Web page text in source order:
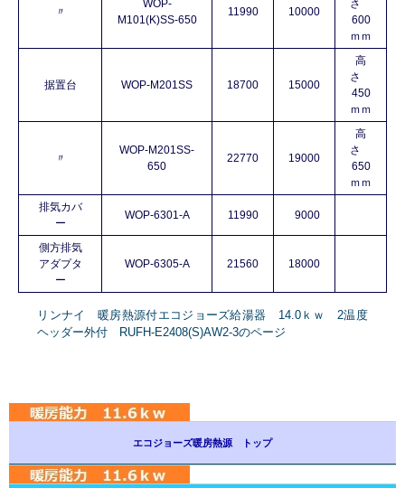
〃
WOP-
M101(K)SS-650
11990 10000
さ
600
ｍｍ
据置台 WOP-M201SS 18700 15000
高
さ
450
ｍｍ
〃
WOP-M201SS-
650
22770 19000
高
さ
650
ｍｍ
排気カバ
ー
WOP-6301-A 11990 9000
側方排気
アダプタ
ー
WOP-6305-A 21560 18000
リンナイ 暖房熱源付エコジョーズ給湯器 14.0ｋｗ 2温度
ヘッダー外付 RUFH-E2408(S)AW2-3のページ
エコジョーズ暖房熱源 トップ